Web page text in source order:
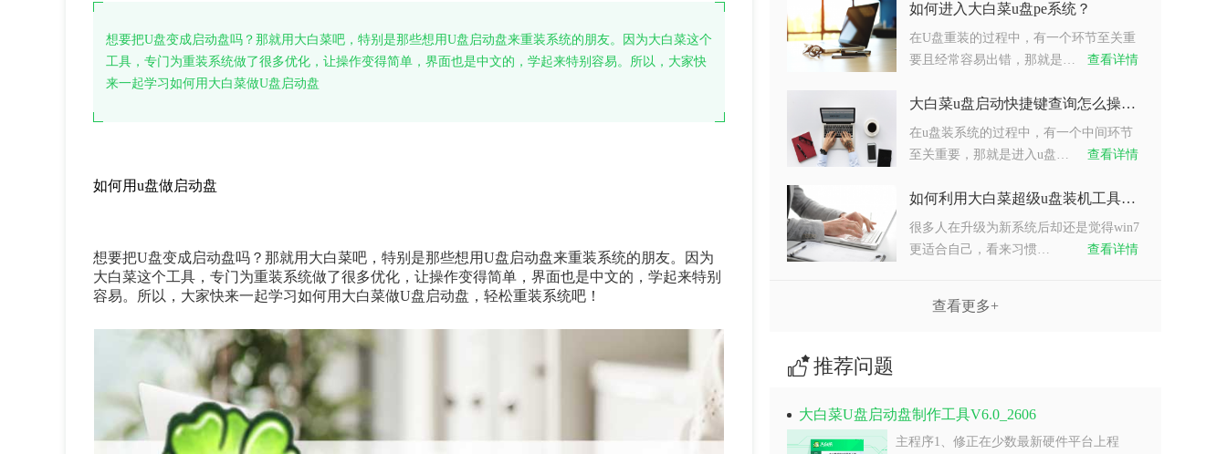
想要把U盘变成启动盘吗？那就用大白菜吧，特别是那些想用U盘启动盘来重装系统的朋友。因为大白菜这个
工具，专门为重装系统做了很多优化，让操作变得简单，界面也是中文的，学起来特别容易。所以，大家快
来一起学习如何用大白菜做U盘启动盘
如何用u盘做启动盘
想要把U盘变成启动盘吗？那就用大白菜吧，特别是那些想用U盘启动盘来重装系统的朋友。因为
大白菜这个工具，专门为重装系统做了很多优化，让操作变得简单，界面也是中文的，学起来特别
容易。所以，大家快来一起学习如何用大白菜做U盘启动盘，轻松重装系统吧！
如何进入大白菜u盘pe系统？
在U盘重装的过程中，有一个环节至关重
要且经常容易出错，那就是…
查看详情
大白菜u盘启动快捷键查询怎么操作？
在u盘装系统的过程中，有一个中间环节
至关重要，那就是进入u盘…
查看详情
如何利用大白菜超级u盘装机工具重装系统win7？
很多人在升级为新系统后却还是觉得win7
更适合自己，看来习惯…
查看详情
查看更多+
推荐问题
大白菜U盘启动盘制作工具V6.0_2606
主程序1、修正在少数最新硬件平台上程